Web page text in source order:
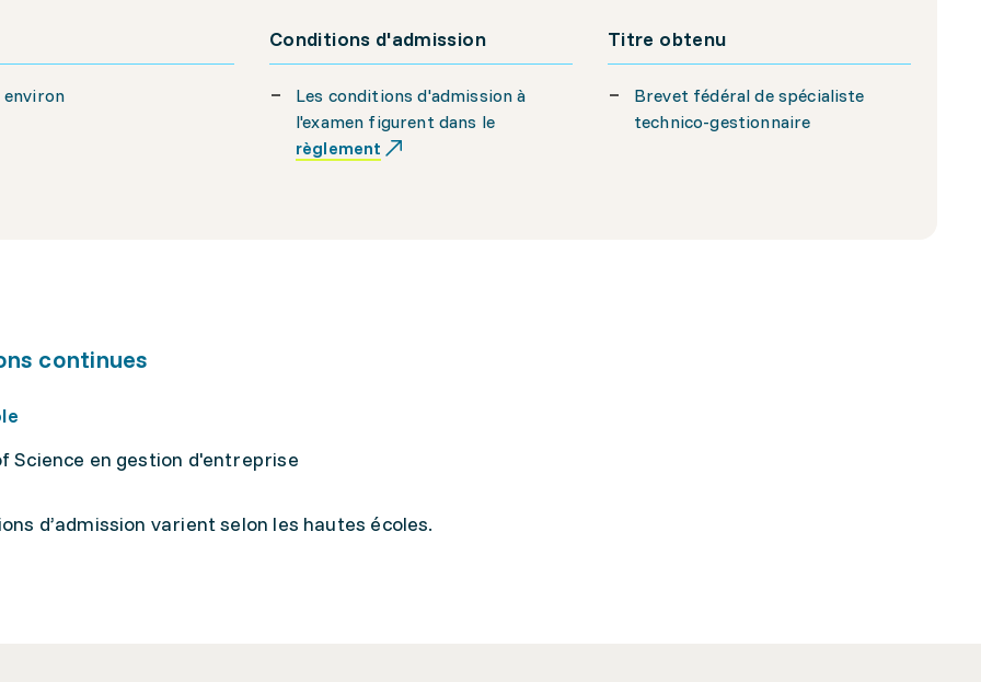
environ
Conditions d'admission
Les conditions d'admission à
l'examen figurent dans le
règlement
Titre obtenu
Brevet fédéral de spécialiste
technico-gestionnaire
continues
Science en gestion d'entreprise
d’admission varient selon les hautes écoles.